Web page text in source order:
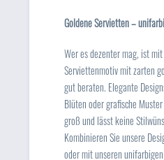
Goldene Servietten –
Wer es dezenter mag, ist
Serviettenmotiv mit zarten
gut beraten. Elegante
Blüten oder grafische
groß und lässt keine
Kombinieren Sie unsere
oder mit unseren